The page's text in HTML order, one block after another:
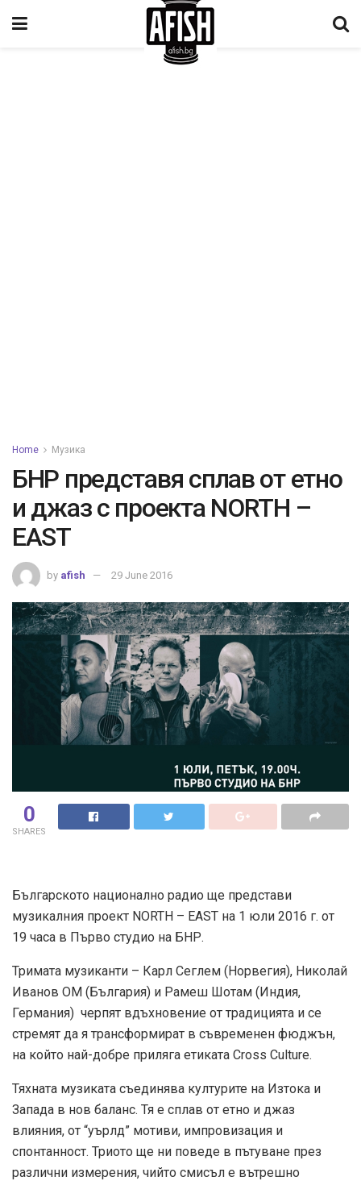
Home Музика
БНР представя сплав от етно
и джаз с проекта NORTH –
EAST
by afish 29 June 2016
0
SHARES
Българското национално радио ще представи
музикалния проект NORTH – EAST на 1 юли 2016 г. от
19 часа в Първо студио на БНР.
Тримата музиканти – Карл Сеглем (Норвегия), Николай
Иванов ОМ (България) и Рамеш Шотам (Индия,
Германия) черпят вдъхновение от традицията и се
стремят да я трансформират в съвременен фюджън,
на който най-добре приляга етиката Cross Culture.
Тяхната музиката съединява културите на Изтока и
Запада в нов баланс. Тя е сплав от етно и джаз
влияния, от “уърлд” мотиви, импровизация и
спонтанност. Триото ще ни поведе в пътуване през
различни измерения, чийто смисъл е вътрешно